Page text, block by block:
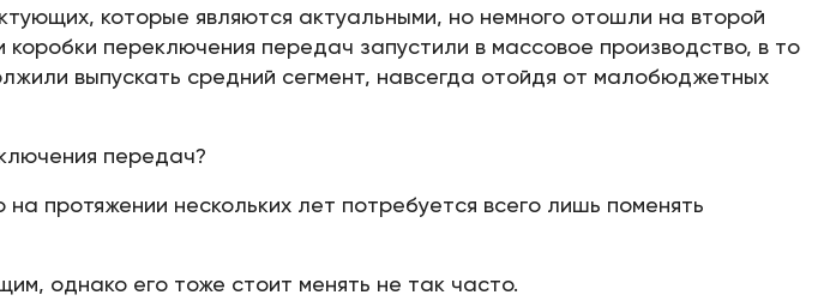
которые являются актуальными, но немного отошли на второй
переключения передач запустили в массовое производство, в то
выпускать средний сегмент, навсегда отойдя от малобюджетных
передач?
протяжении нескольких лет потребуется всего лишь поменять
однако его тоже стоит менять не так часто.